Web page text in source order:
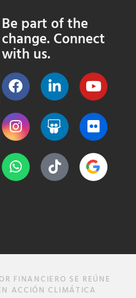
Be part of the
change. Connect
with us.
FINANCIERO SE REÚNE
ACCIÓN CLIMÁTICA